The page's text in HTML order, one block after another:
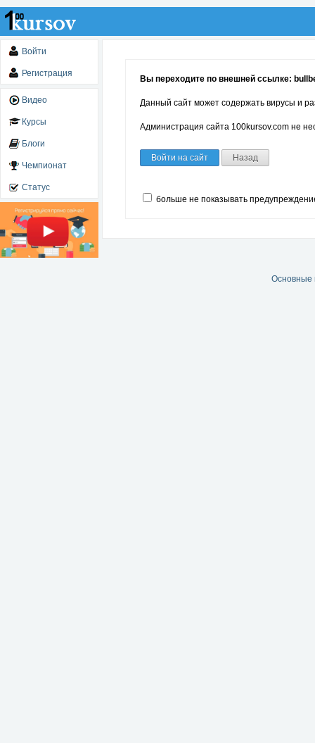
Войти
Регистрация
Видео
Курсы
Блоги
Чемпионат
Статус
Вы переходите по внешней ссылке:
Данный сайт может содержать вирусы и
Администрация сайта 100kursov.com не
Войти на сайт Назад
больше не показывать
Основные